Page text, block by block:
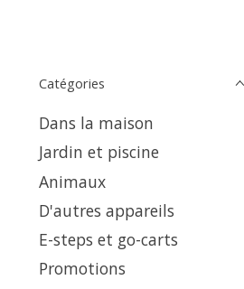
Catégories
Dans la maison
Jardin et piscine
Animaux
D'autres appareils
E-steps et go-carts
Promotions